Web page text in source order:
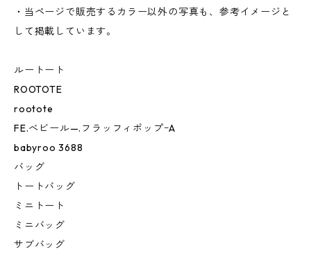
・当ページで販売するカラー以外の写真も、参考イメージと
して掲載しています。
ルートート
ROOTOTE
rootote
FE.べビール—.フラッフィポップｰA
babyroo 3688
バッグ
トートバッグ
ミニトート
ミニバッグ
サブバッグ